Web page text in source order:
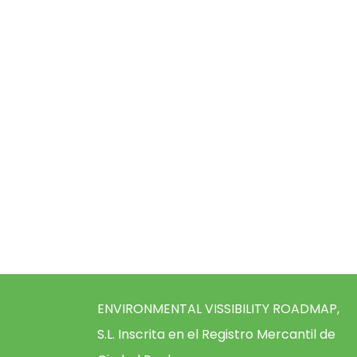
ENVIRONMENTAL VISSIBILITY ROADMAP,
S.L. Inscrita en el Registro Mercantil de